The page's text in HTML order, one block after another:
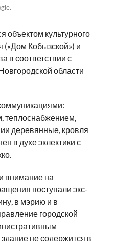
объектом культурного
(«Дом Кобызской») и
в соответствии с
области
теплоснабжением,
деревянные, кровля
в духе эклектики с
внимание на
поступали экс-
в мэрию и в
городской
не содержится в